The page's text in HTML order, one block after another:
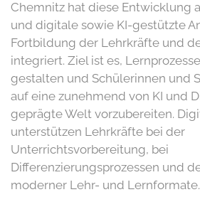
Chemnitz hat diese Entwicklung
und digitale sowie KI-gestützte
Fortbildung der Lehrkräfte und
integriert. Ziel ist es,
gestalten und Schülerinnen und
auf eine zunehmend von KI und
geprägte Welt vorzubereiten.
unterstützen Lehrkräfte bei der
Unterrichtsvorbereitung, bei
Differenzierungsprozessen und
moderner Lehr- und Lernformate.